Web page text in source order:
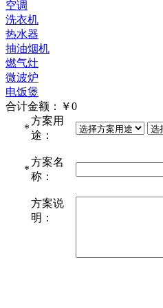
空调
洗衣机
热水器
抽油烟机
燃气灶
微波炉
电饭煲
合计金额：￥0
*
方案用
途：
*
方案名
称：
方案说
明：